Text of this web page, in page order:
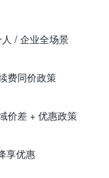
/ 企业全场景
费同价政策
价差 + 优惠政策
享优惠